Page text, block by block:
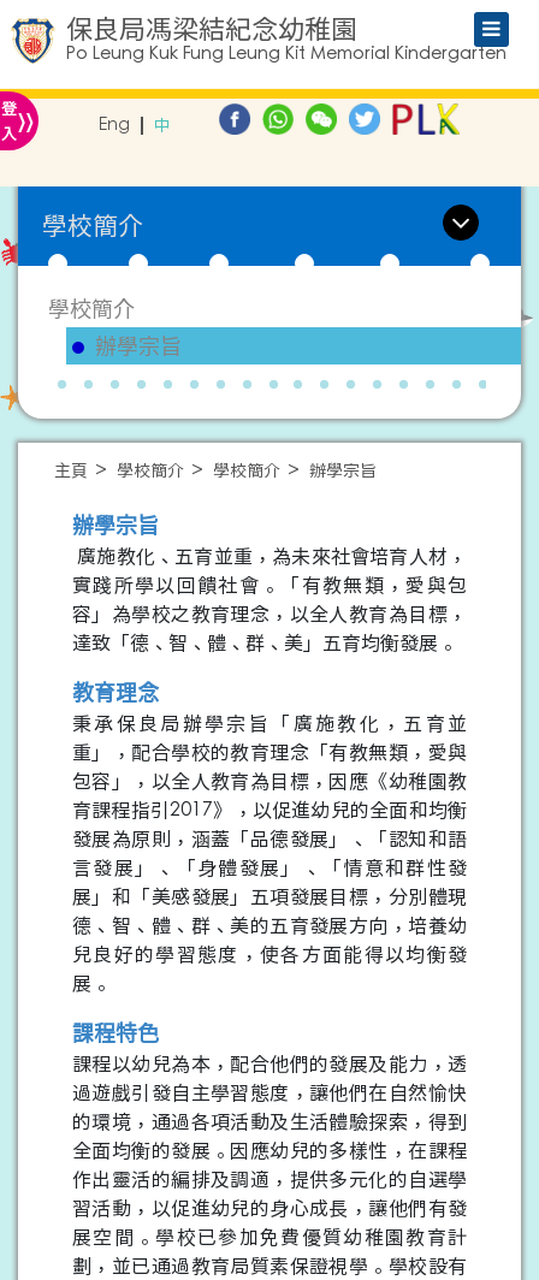
保良局馮梁結紀念幼稚園
Po Leung Kuk Fung Leung Kit Memorial Kindergarten
登
入» Eng 中
學校簡介
學校簡介
辦學宗旨
主頁 學校簡介 學校簡介 辦學宗旨
辦學宗旨
廣施教化、五育並重，為未來社會培育人材，
實踐所學以回饋社會。「有教無類，愛與包
容」為學校之教育理念，以全人教育為目標，
達致「德、智、體、群、美」五育均衡發展。
教育理念
秉承保良局辦學宗旨「廣施教化，五育並
重」，配合學校的教育理念「有教無類，愛與
包容」，以全人教育為目標，因應《幼稚園教
育課程指引2017》，以促進幼兒的全面和均衡
發展為原則，涵蓋「品德發展」、「認知和語
言發展」、「身體發展」、「情意和群性發
展」和「美感發展」五項發展目標，分別體現
德、智、體、群、美的五育發展方向，培養幼
兒良好的學習態度，使各方面能得以均衡發
展。
課程特色
課程以幼兒為本，配合他們的發展及能力，透
過遊戲引發自主學習態度，讓他們在自然愉快
的環境，通過各項活動及生活體驗探索，得到
全面均衡的發展。因應幼兒的多樣性，在課程
作出靈活的編排及調適，提供多元化的自選學
習活動，以促進幼兒的身心成長，讓他們有發
展空間。學校已參加免費優質幼稚園教育計
劃，並已通過教育局質素保證視學。學校設有